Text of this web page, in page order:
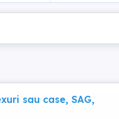
sau case, SAG,